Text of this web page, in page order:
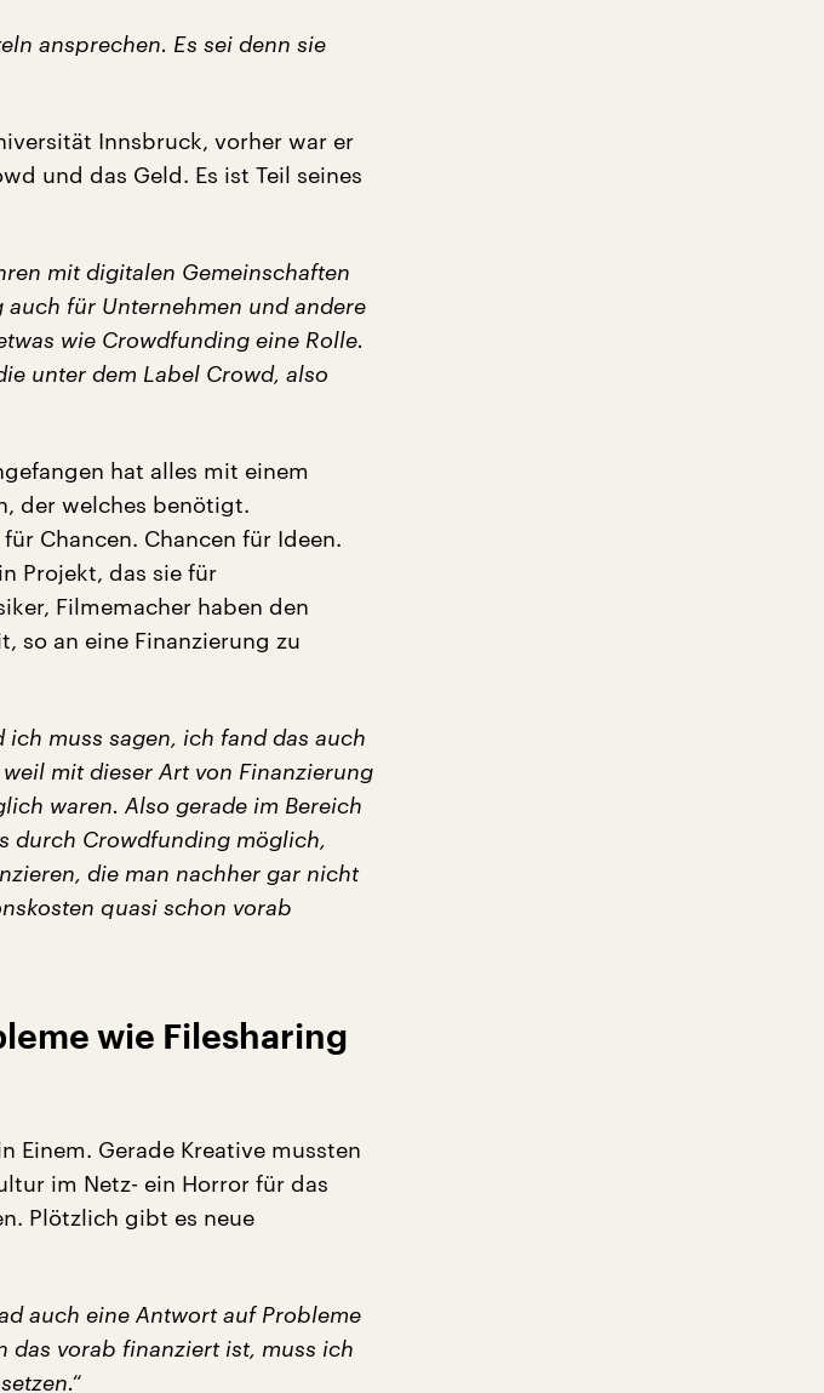
ansprechen. Es sei denn sie
Innsbruck, vorher war er
und das Geld. Es ist Teil seines
mit digitalen Gemeinschaften
für Unternehmen und andere
wie Crowdfunding eine Rolle.
unter dem Label Crowd, also
hat alles mit einem
der welches benötigt.
Chancen. Chancen für Ideen.
Projekt, das sie für
Filmemacher haben den
so an eine Finanzierung zu
muss sagen, ich fand das auch
mit dieser Art von Finanzierung
waren. Also gerade im Bereich
durch Crowdfunding möglich,
die man nachher gar nicht
quasi schon vorab
wie Filesharing
Einem. Gerade Kreative mussten
im Netz- ein Horror für das
Plötzlich gibt es neue
auch eine Antwort auf Probleme
das vorab finanziert ist, muss ich